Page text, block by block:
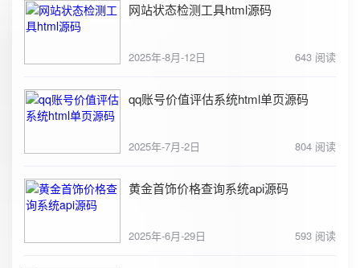
网站状态检测工具html源码
2025年-8月-12日 643 阅读
qq账号价值评估系统html单页源码
2025年-7月-2日 804 阅读
黄金首饰价格查询系统api源码
2025年-6月-29日 593 阅读